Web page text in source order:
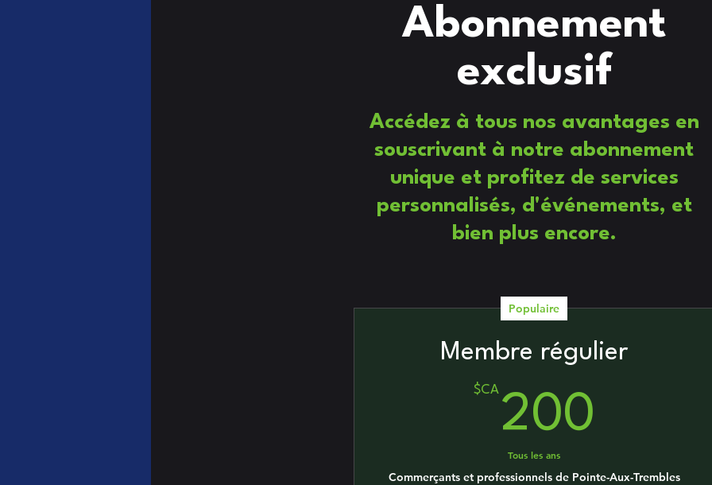
Abonnement
exclusif
Accédez à tous nos avantages en
souscrivant à notre abonnement
unique et profitez de services
personnalisés, d'événements, et
bien plus encore.
Populaire
Membre régulier
$CA
200
Tous les ans
Commerçants et professionnels de Pointe-Aux-Trembles